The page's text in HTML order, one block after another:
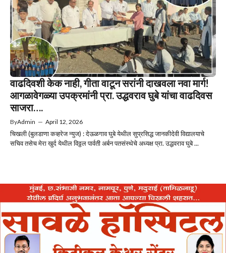
वाढदिवशी केक नाही, गीता वाटून सरांनी दाखवला नवा मार्ग!
आगळावेगळ्या उपक्रमांनी प्रा. उद्धवराव घुबे यांचा वाढदिवस
साजरा….
ByAdmin — April 12, 2026
चिखली (बुलडाणा कव्हरेज न्युज) : देऊळगाव घुबे येथील सुप्रसिद्ध जानकीदेवी विद्यालयाचे
सचिव तसेच मेरा खुर्द येथील विठ्ठल पार्वती अर्बन पतसंस्थेचे अध्यक्ष प्रा. उद्धवराव घुबे ...